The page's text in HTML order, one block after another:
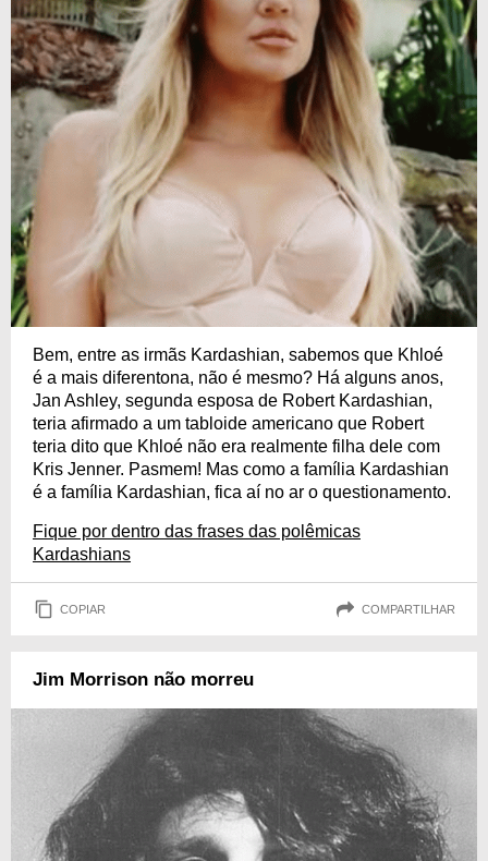
Bem, entre as irmãs Kardashian, sabemos que Khloé
é a mais diferentona, não é mesmo? Há alguns anos,
Jan Ashley, segunda esposa de Robert Kardashian,
teria afirmado a um tabloide americano que Robert
teria dito que Khloé não era realmente filha dele com
Kris Jenner. Pasmem! Mas como a família Kardashian
é a família Kardashian, fica aí no ar o questionamento.
Fique por dentro das frases das polêmicas
Kardashians
COPIAR COMPARTILHAR
Jim Morrison não morreu